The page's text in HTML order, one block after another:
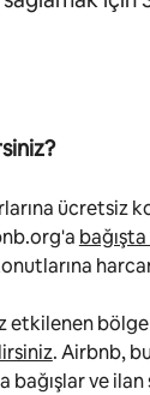
ücretsiz
etkilenen
. Airbnb,
ve